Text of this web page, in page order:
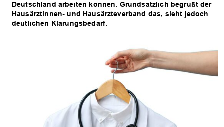
Deutschland arbeiten können. Grundsätzlich begrüßt der
Hausärztinnen- und Hausärzteverband das, sieht jedoch
deutlichen Klärungsbedarf.